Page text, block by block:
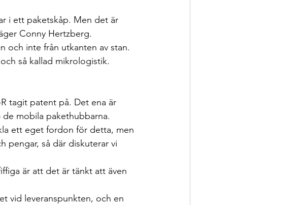
i ett paketskåp. Men det är
Conny Hertzberg.
och inte från utkanten av stan.
så kallad mikrologistik.
tagit patent på. Det ena är
mobila pakethubbarna.
ett eget fordon för detta, men
pengar, så där diskuterar vi
är att det är tänkt att även
vid leveranspunkten, och en